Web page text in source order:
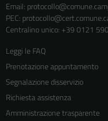
Email:
PEC:
Centralino unico: +39 0121
Leggi le FAQ
Prenotazione appuntamento
Segnalazione disservizio
Richiesta assistenza
Amministrazione trasparente